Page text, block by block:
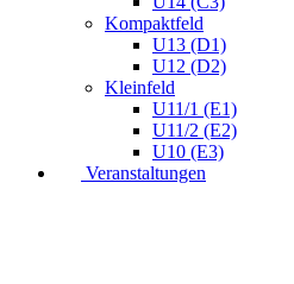
Kompaktfeld
U13 (D1)
U12 (D2)
Kleinfeld
U11/1 (E1)
U11/2 (E2)
U10 (E3)
Veranstaltungen